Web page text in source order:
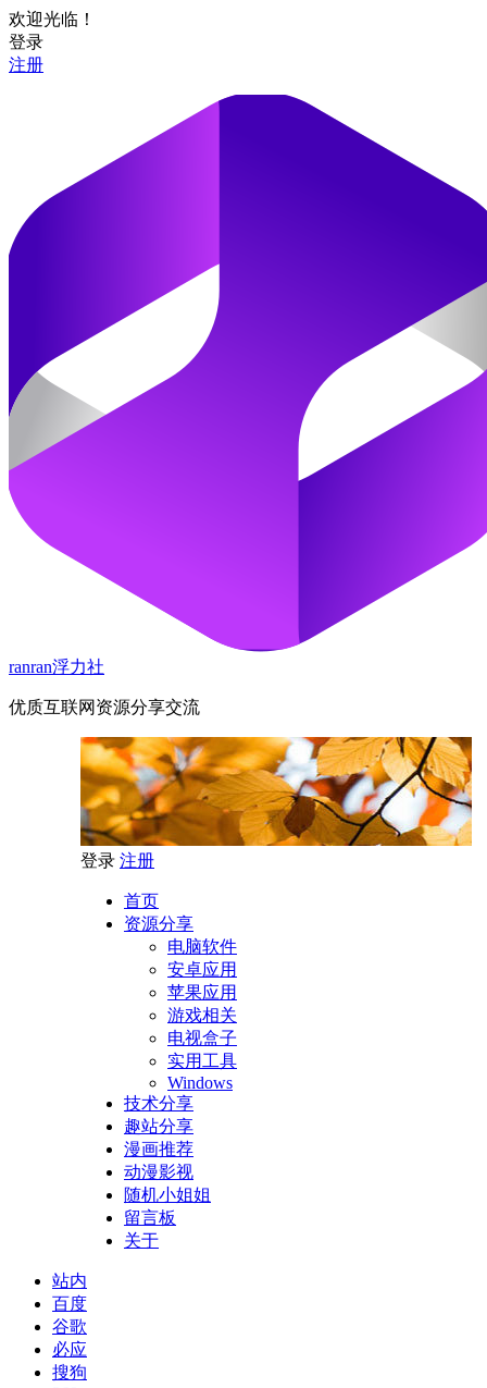
欢迎光临！
登录
注册
ranran浮力社
优质互联网资源分享交流
登录 注册
首页
资源分享
电脑软件
安卓应用
苹果应用
游戏相关
电视盒子
实用工具
Windows
技术分享
趣站分享
漫画推荐
动漫影视
随机小姐姐
留言板
关于
站内
百度
谷歌
必应
搜狗